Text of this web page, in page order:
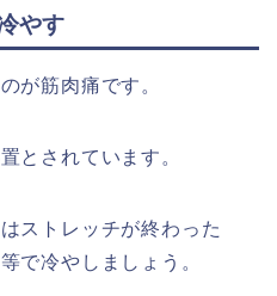
やす
が筋肉痛です。
とされています。
ストレッチが終わった
で冷やしましょう。